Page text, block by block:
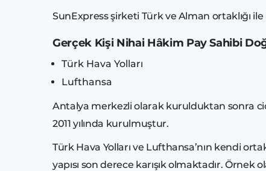
SunExpress şirketi Türk ve Alman ortaklığı
Gerçek Kişi Nihai Hâkim Pay Sahibi
Türk Hava
Lufthansa
Antalya merkezli olarak kurulduktan sonra
2011 yılında kurulmuştur.
Türk Hava Yolları ve Lufthansa’nın kendi
yapısı son derece karışık olmaktadır. Örnek